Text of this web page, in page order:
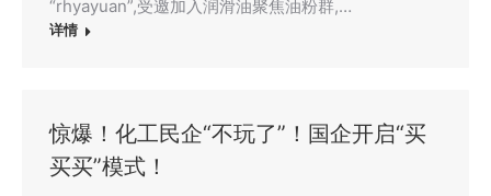
“rhyayuan”,受邀加入润滑油聚焦油粉群,…
详情
惊爆！化工民企“不玩了”！国企开启“买
买买”模式！